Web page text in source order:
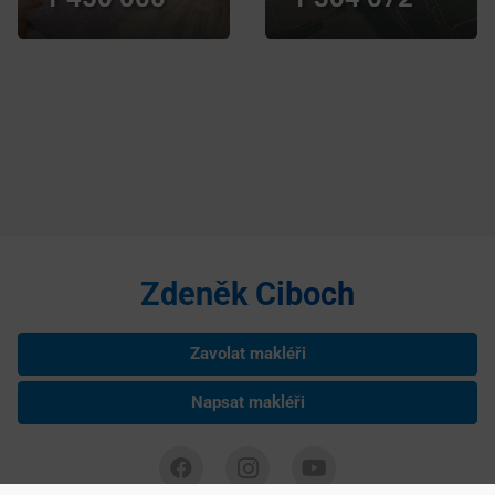
Zdeněk Ciboch
Zavolat makléři
Napsat makléři